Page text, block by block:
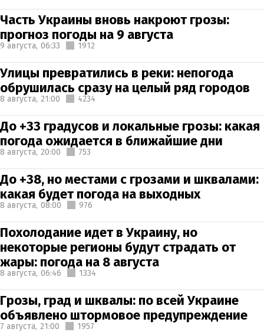
Часть Украины вновь накроют грозы:
прогноз погоды на 9 августа
9 августа, 06:33 1912
Улицы превратились в реки: непогода
обрушилась сразу на целый ряд городов
8 августа, 21:00 4234
До +33 градусов и локальные грозы: какая
погода ожидается в ближайшие дни
8 августа, 20:00 753
До +38, но местами с грозами и шквалами:
какая будет погода на выходных
8 августа, 08:00 976
Похолодание идет в Украину, но
некоторые регионы будут страдать от
жары: погода на 8 августа
8 августа, 06:46 1334
Грозы, град и шквалы: по всей Украине
объявлено штормовое предупреждение
7 августа, 21:00 1957